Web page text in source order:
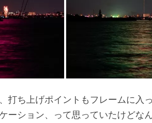
打ち上げポイントもフレームに入
ーション、って思っていたけどな